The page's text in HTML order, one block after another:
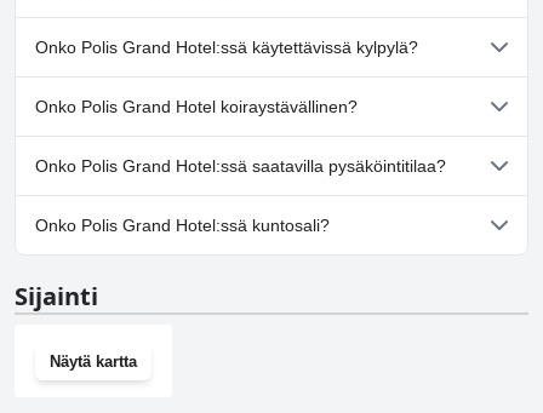
matkailijoille, jotka etsivät ystävällistä ja avuliasta palvelua.
lisäkustannuksia, se on silti loistava ja edullinen majoitusvaihtoehto.
Ei, Polis Grand Hotel ei ole uima-allasta.
Onko Polis Grand Hotel:ssä käytettävissä kylpylä?
Ei, Polis Grand Hotel ei tarjoa kylpylää.
Onko Polis Grand Hotel koiraystävällinen?
Ei, Polis Grand Hotel ei salli koiria.
Onko Polis Grand Hotel:ssä saatavilla pysäköintitilaa?
Kyllä, Polis Grand Hotel tarjoaa pysäköintimahdollisuuden.
Onko Polis Grand Hotel:ssä kuntosali?
kyselylomakkeen vastauksista.
Sijainti
Näytä kartta